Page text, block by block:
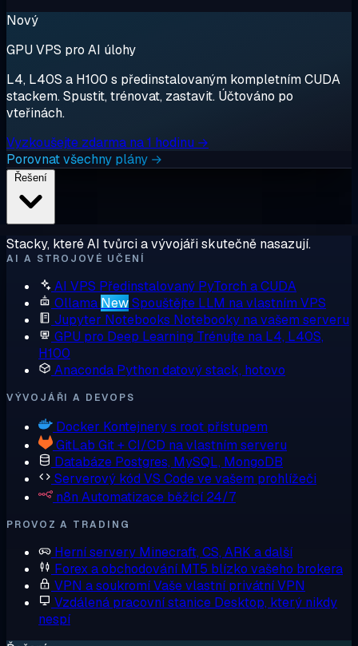
Nový
GPU VPS pro AI úlohy
L4, L40S a H100 s předinstalovaným kompletním CUDA
stackem. Spustit, trénovat, zastavit. Účtováno po
vteřinách.
Vyzkoušejte zdarma na 1 hodinu →
Porovnat všechny plány →
Stacky, které AI tvůrci a vývojáři skutečně nasazují.
AI A STROJOVÉ UČENÍ
AI VPS Předinstalovaný PyTorch a CUDA
Ollama NewSpouštějte LLM na vlastním VPS
Jupyter Notebooks Notebooky na vašem serveru
GPU pro Deep Learning Trénujte na L4, L40S,
H100
Anaconda Python datový stack, hotovo
VÝVOJÁŘI A DEVOPS
Docker Kontejnery s root přístupem
GitLab Git + CI/CD na vlastním serveru
Databáze Postgres, MySQL, MongoDB
Serverový kód VS Code ve vašem prohlížeči
n8n Automatizace běžící 24/7
PROVOZ A TRADING
Herní servery Minecraft, CS, ARK a další
Forex a obchodování MT5 blízko vašeho brokera
VPN a soukromíVaše vlastní privátní VPN
Vzdálená pracovní stanice Desktop, který nikdy
nespí